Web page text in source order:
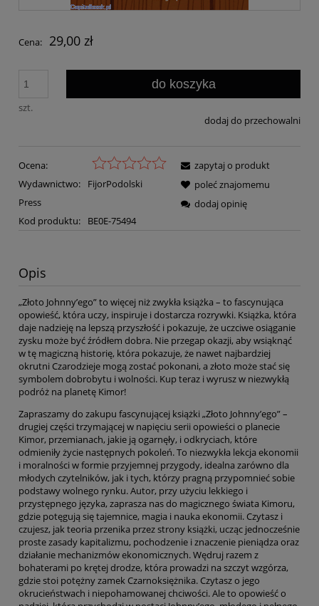
Cena: 29,00 zł
szt.
do koszyka
dodaj do przechowalni
Ocena:
Wydawnictwo:
FijorPodolski
Press
Kod produktu:
BE0E-75494
zapytaj o produkt
poleć znajomemu
dodaj opinię
Opis
„Złoto Johnny’ego” to więcej niż zwykła książka – to fascynująca
opowieść, która uczy, inspiruje i dostarcza rozrywki. Książka, która
daje nadzieję na lepszą przyszłość i pokazuje, że uczciwe osiąganie
zysku może być źródłem dobra. Nie przegap okazji, aby wsiąknąć
w tę magiczną historię, która pokazuje, że nawet najbardziej
okrutni Czarodzieje mogą zostać pokonani, a złoto może stać się
symbolem dobrobytu i wolności. Kup teraz i wyrusz w niezwykłą
podróż na planetę Kimor!
Zapraszamy do zakupu fascynującej książki „Złoto Johnny’ego” –
drugiej części trzymającej w napięciu serii opowieści o planecie
Kimor, przemianach, jakie ją ogarnęły, i odkryciach, które
odmieniły życie następnych pokoleń. To niezwykła lekcja ekonomii
i moralności w formie przyjemnej przygody, idealna zarówno dla
młodych czytelników, jak i tych, którzy pragną przypomnieć sobie
podstawy wolnego rynku. Autor, przy użyciu lekkiego i
przystępnego języka, zaprasza nas do magicznego świata Kimoru,
gdzie potęgują się tajemnice, magia i nauka ekonomii. Czytasz i
czujesz, jak teoria przenika przez strony książki, ucząc jednocześnie
proste zasady kapitalizmu, pochodzenie i znaczenie pieniądza oraz
działanie mechanizmów ekonomicznych. Wędruj razem z
bohaterami po krętej drodze, która prowadzi na szczyt wzgórza,
gdzie stoi potężny zamek Czarnoksiężnika. Czytasz o jego
okrucieństwach i niepohamowanej chciwości. Ale to opowieść o